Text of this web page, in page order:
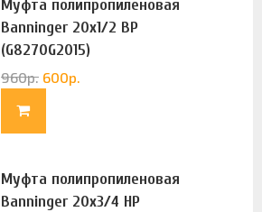
Муфта полипропиленовая
Banninger 20х1/2 ВР
(G8270G2015)
960р. 600р.
Муфта полипропиленовая
Banninger 20х3/4 НР